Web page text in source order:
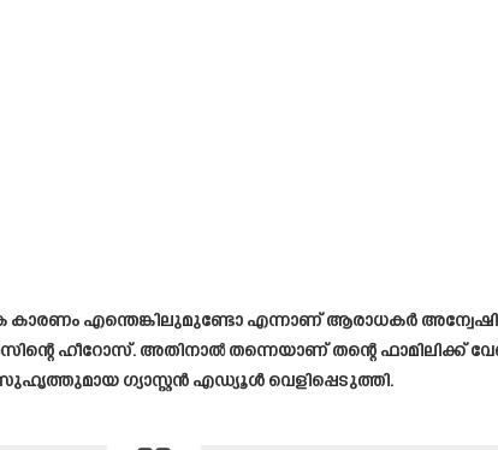
കാരണം എന്തെങ്കിലുമുണ്ടോ എന്നാണ് ആരാധകർ
ഹീറോസ്. അതിനാൽ തന്നെയാണ് തന്റെ ഫാമിലിക്ക്
ഗ്യാസ്റ്റൻ എഡ്യൂൾ വെളിപ്പെടുത്തി.